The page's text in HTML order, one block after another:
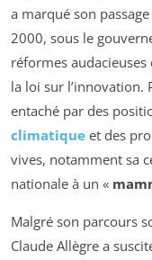
a marqué son
2000, sous le
réformes
la loi sur l’innovation.
entaché par des
climatique et des
vives, notamment sa
nationale à un «
Malgré son parcours
Claude Allègre a